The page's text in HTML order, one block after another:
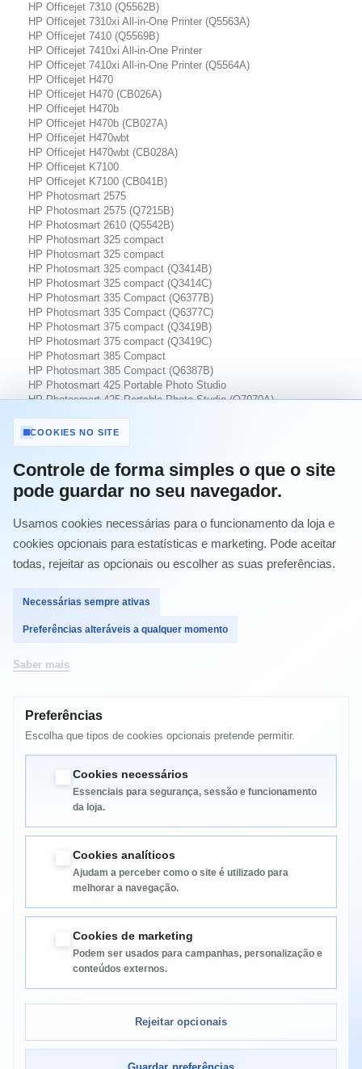
HP Officejet 7310 (Q5562B)
HP Officejet 7310xi All-in-One Printer (Q5563A)
HP Officejet 7410 (Q5569B)
HP Officejet 7410xi All-in-One Printer
HP Officejet 7410xi All-in-One Printer (Q5564A)
HP Officejet H470
HP Officejet H470 (CB026A)
HP Officejet H470b
HP Officejet H470b (CB027A)
HP Officejet H470wbt
HP Officejet H470wbt (CB028A)
HP Officejet K7100
HP Officejet K7100 (CB041B)
HP Photosmart 2575
HP Photosmart 2575 (Q7215B)
HP Photosmart 2610 (Q5542B)
HP Photosmart 325 compact
HP Photosmart 325 compact
HP Photosmart 325 compact (Q3414B)
HP Photosmart 325 compact (Q3414C)
HP Photosmart 335 Compact (Q6377B)
HP Photosmart 335 Compact (Q6377C)
HP Photosmart 375 compact (Q3419B)
HP Photosmart 375 compact (Q3419C)
HP Photosmart 385 Compact
HP Photosmart 385 Compact (Q6387B)
HP Photosmart 425 Portable Photo Studio
HP Photosmart 425 Portable Photo Studio (Q7070A)
HP Photosmart 428 Portable Photo Studio (Q7080B)
HP Photosmart 475 Compact
HP Photosmart 8050
HP Photosmart 8050 (Q6351B)
HP Photosmart 8150
HP Photosmart 8150 (Q3399B)
HP Photosmart 8450
HP Photosmart 8450 (Q3388B)
HP Photosmart 8750 Professional
HP Photosmart 8750 Professional (Q5747B)
HP Photosmart D5160 (Q7091B)
HP Photosmart Pro B8350 (Q8492B)
HP PSC 1610 (Q5587B)
HP PSC 2210xi (C8659A)
HP PSC 2355 (Q5789B)
Informação
Categorias
Informação da Loja
COOKIES NO SITE
Controle de forma simples o que o site
pode guardar no seu navegador.
Usamos cookies necessárias para o funcionamento da loja e
cookies opcionais para estatísticas e marketing. Pode aceitar
todas, rejeitar as opcionais ou escolher as suas preferências.
Necessárias sempre ativas
Preferências alteráveis a qualquer momento
Saber mais
Preferências
Escolha que tipos de cookies opcionais pretende permitir.
Cookies necessários
Essenciais para segurança, sessão e funcionamento
da loja.
Cookies analíticos
Ajudam a perceber como o site é utilizado para
melhorar a navegação.
Cookies de marketing
Podem ser usados para campanhas, personalização e
conteúdos externos.
Rejeitar opcionais